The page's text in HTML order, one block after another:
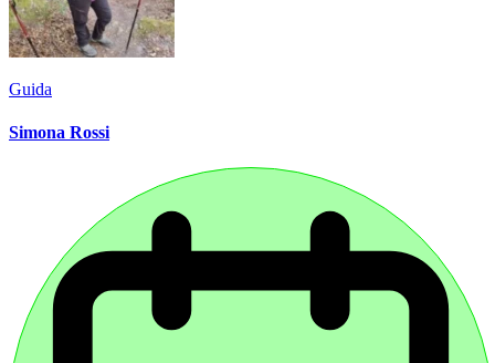
Guida
Simona Rossi